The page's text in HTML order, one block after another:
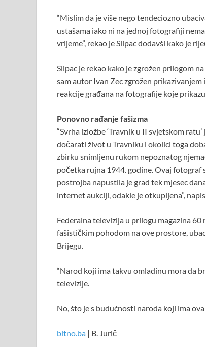
“Mislim da je više nego tendeciozno
ustašama iako ni na jednoj fotografiji
vrijeme”, rekao je Slipac dodavši kako je
Slipac je rekao kako je zgrožen prilogom
sam autor Ivan Zec zgrožen
reakcije građana na fotografije koje
Ponovno rađanje fašizma
“Svrha izložbe ‘Travnik u II svjetskom
dočarati život u Travniku i okolici toga
zbirku snimljenu rukom nepoznatog
početka rujna 1944. godine. Ovaj fotograf
postrojba napustila je grad tek mjesec
internet aukciji, odakle je otkupljena”,
Federalna televizija u prilogu magazina
fašističkim pohodom na ove prostore,
Brijegu.
“Narod koji ima takvu omladinu mora da
televizije.
No, što je s budućnosti naroda koji ima
bitno.ba | B. Jurič